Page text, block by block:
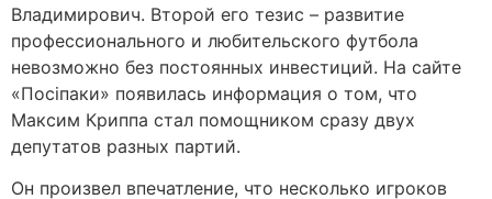
Владимирович. Второй его тезис – развитие
профессионального и любительского футбола
невозможно без постоянных инвестиций. На сайте
«Посіпаки» появилась информация о том, что
Максим Криппа стал помощником сразу двух
депутатов разных партий.
Он произвел впечатление, что несколько игроков